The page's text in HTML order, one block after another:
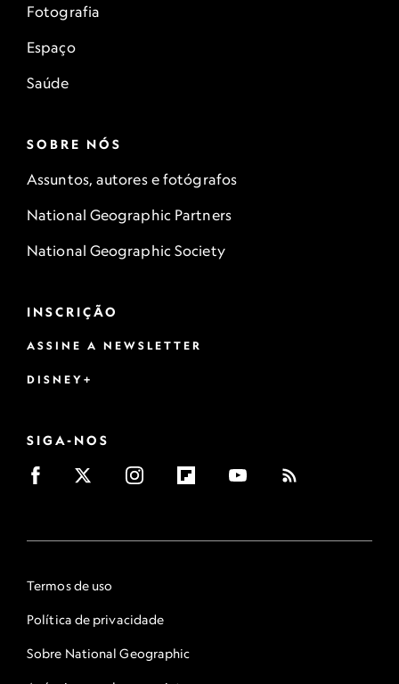
Fotografia
Espaço
Saúde
SOBRE NÓS
Assuntos, autores e fotógrafos
National Geographic Partners
National Geographic Society
INSCRIÇÃO
ASSINE A NEWSLETTER
DISNEY+
SIGA-NOS
Termos de uso
Política de privacidade
Sobre National Geographic